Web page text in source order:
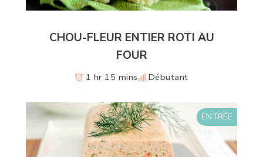
CHOU-FLEUR ENTIER ROTI AU
FOUR
1 hr 15 mins Débutant
ENTRÉE